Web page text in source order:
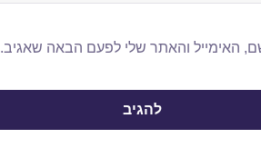
האימייל והאתר שלי לפעם הבאה שאגיב.